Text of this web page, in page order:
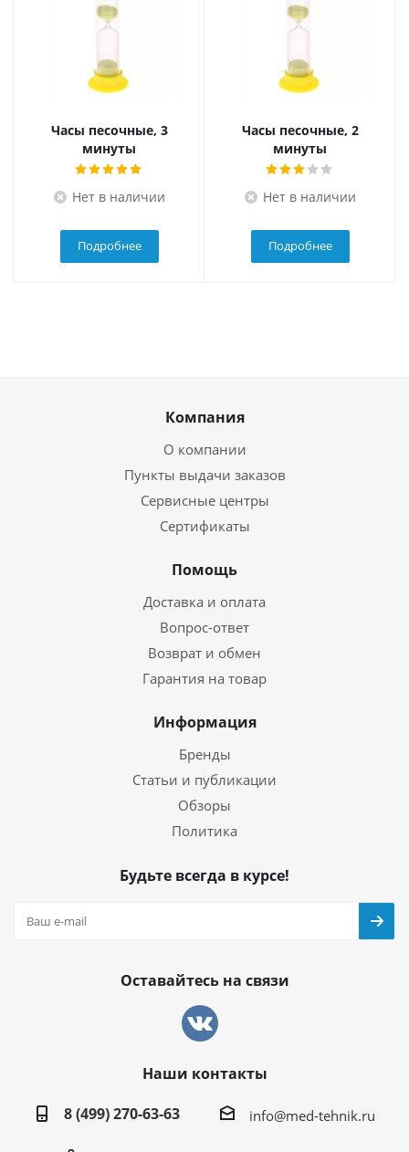
Часы песочные, 3
минуты
Нет в наличии
Подробнее
Часы песочные, 2
минуты
Нет в наличии
Подробнее
Компания
О компании
Пункты выдачи заказов
Сервисные центры
Сертификаты
Помощь
Доставка и оплата
Вопрос-ответ
Возврат и обмен
Гарантия на товар
Информация
Бренды
Статьи и публикации
Обзоры
Политика
Будьте всегда в курсе!
Оставайтесь на связи
Наши контакты
8 (499) 270-63-63
info@med-tehnik.ru